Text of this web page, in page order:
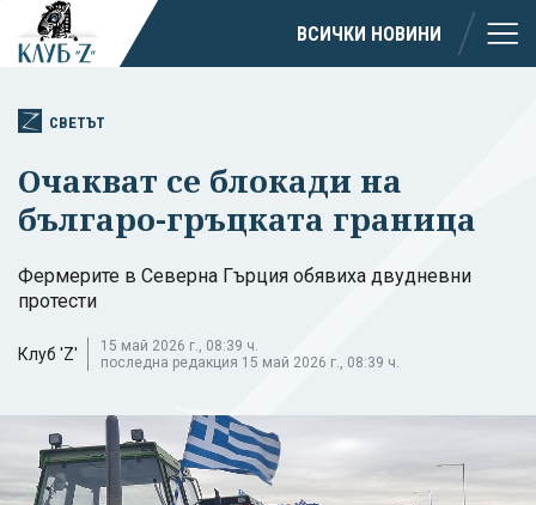
ВСИЧКИ НОВИНИ
СВЕТЪТ
Очакват се блокади на
българо-гръцката граница
Фермерите в Северна Гърция обявиха двудневни
протести
Клуб 'Z'
15 май 2026 г., 08:39 ч.
последна редакция 15 май 2026 г., 08:39 ч.